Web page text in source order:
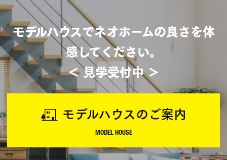
モデルハウスでネオホームの良さを体
感してください。
＜ 見学受付中 ＞
モデルハウスのご案内